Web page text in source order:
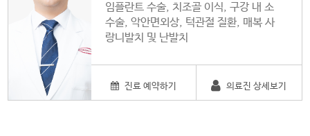
임플란트 수술, 치조골 이식, 구강 내 소
수술, 악안면외상, 턱관절 질환, 매복 사
랑니발치 및 난발치
진료 예약하기 의료진 상세보기